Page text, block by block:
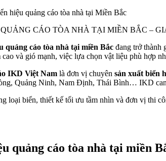
hiệu quảng cáo tòa nhà tại Miền Bắc
CÁO TÒA NHÀ TẠI MIỀN BẮC –
quảng cáo tòa nhà tại miền Bắc đang trở thành
và gió mạnh, việc lựa chọn vật liệu phù hợp
IKD Việt Nam là đơn vị chuyên sản xuất biển
Quảng Ninh, Nam Định, Thái Bình… IKD
loại biển, thiết kế tối ưu tầm nhìn và đơn vị thi
quảng cáo tòa nhà tại miền